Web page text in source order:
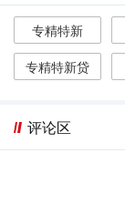
专精特新
专精特新贷
评论区